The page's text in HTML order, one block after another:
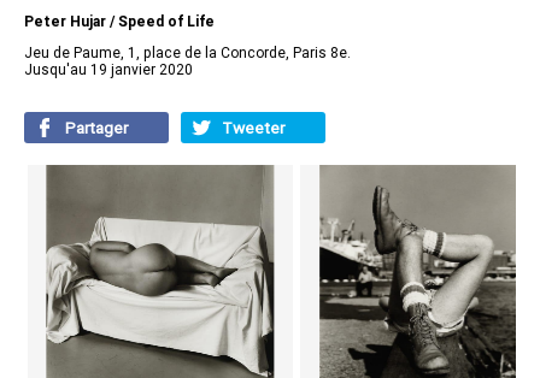
Peter Hujar /Speed of Life
Jeu de Paume, 1, place de la Concorde, Paris 8e.
Jusqu'au 19 janvier 2020
Partager Tweeter